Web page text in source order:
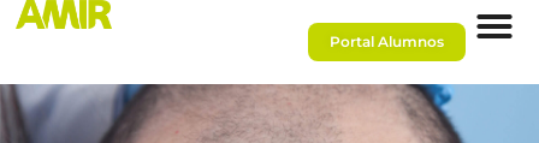
Portal Alumnos